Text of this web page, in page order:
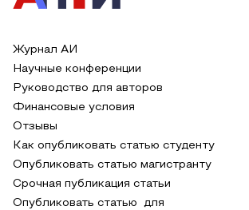
Журнал АИ
Научные конференции
Руководство для авторов
Финансовые условия
Отзывы
Как опубликовать статью студенту
Опубликовать статью магистранту
Срочная публикация статьи
Опубликовать статью для